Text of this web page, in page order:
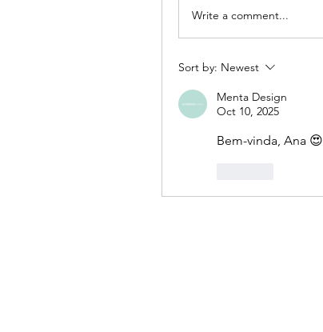
Write a comment...
Sort by: Newest
Menta Design
Oct 10, 2025
Bem-vinda, Ana 😍